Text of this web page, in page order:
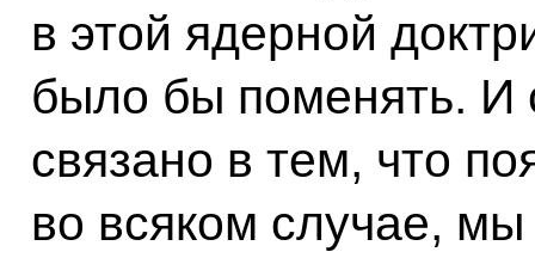
в этой ядерной
было бы поменять. И
связано в тем, что
во всяком случае,